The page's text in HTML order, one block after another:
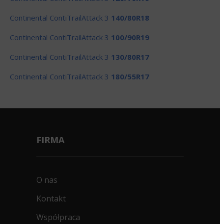
Continental ContiTrailAttack 3 140/80R18
Continental ContiTrailAttack 3 100/90R19
Continental ContiTrailAttack 3 130/80R17
Continental ContiTrailAttack 3 180/55R17
FIRMA
O nas
Kontakt
Współpraca